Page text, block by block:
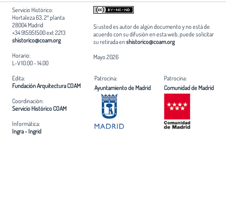
Servicio Histórico:
Hortaleza 63, 2ª planta
28004 Madrid
+34 915951500 ext 2213
shistorico@coam.org
Horario:
L-V 10.00 - 14.00
Si usted es autor de algún documento y no está de
acuerdo con su difusión en esta web, puede solicitar
su retirada enshistorico@coam.org
Mayo 2026
Edita:
Fundación Arquitectura COAM
Coordinación:
Servicio Histórico COAM
Informática:
Ingra - Ingrid
Patrocina:
Ayuntamiento de Madrid
Patrocina:
Comunidad de Madrid